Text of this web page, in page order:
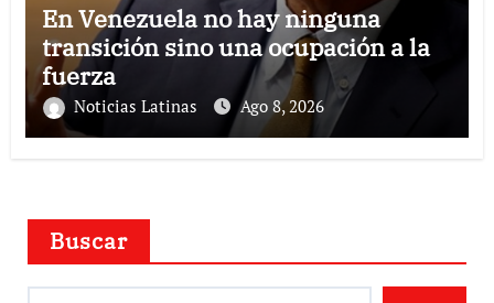
En Venezuela no hay ninguna
transición sino una ocupación a la
fuerza
Noticias Latinas Ago 8, 2026
Buscar